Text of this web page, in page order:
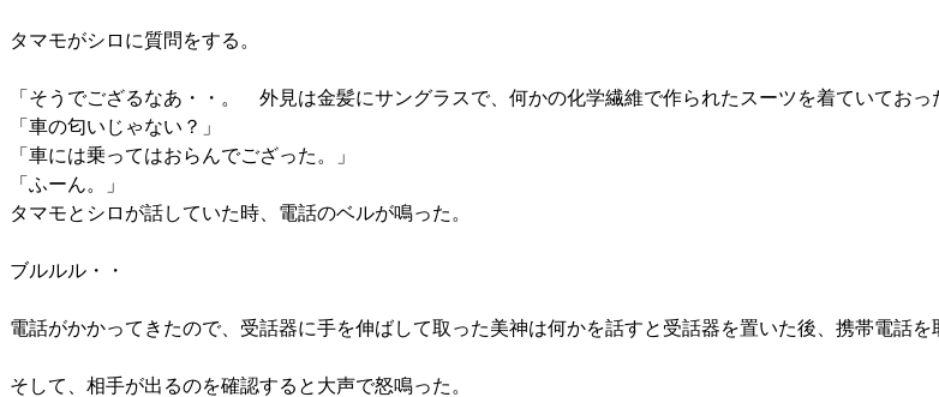
タマモがシロに質問をする。
「そうでござるなあ・・。 外見は金髪にサングラスで、何かの化学繊維で作られたスーツを着ていてお
「車の匂いじゃない？」
「車には乗ってはおらんでござった。」
「ふーん。」
タマモとシロが話していた時、電話のベルが鳴った。
ブルルル・・
電話がかかってきたので、受話器に手を伸ばして取った美神は何かを話すと受話器を置いた後、携帯電話
そして、相手が出るのを確認すると大声で怒鳴った。